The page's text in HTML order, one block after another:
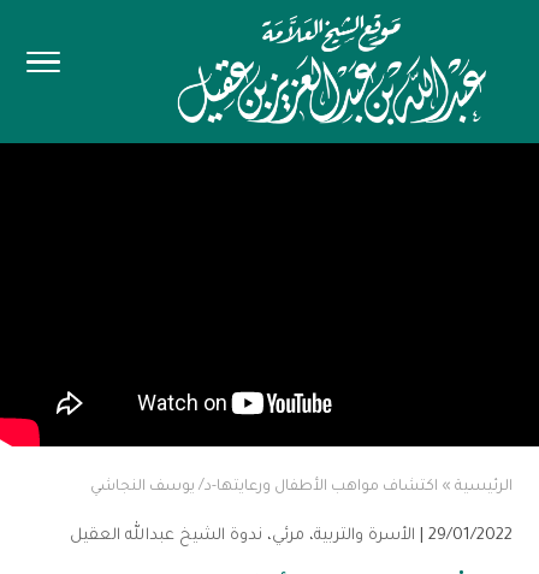
الرئيسية » اكتشاف مواهب الأطفال ورعايتها-د/ يوسف النجاشي
29/01/2022 | الأسرة والتربية، مرئي، ندوة الشيخ عبدالله العقيل